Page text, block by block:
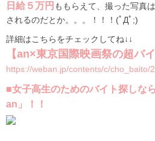
日給５万円 ももらえて、撮った写真は
されるのだとか。。。！！！(ﾟДﾟ;)
詳細はこちらをチェックしてね↓↓
【an×東京国際映画祭の超バ
https://weban.jp/contents/c/cho_baito/
■女子高生のためのバイト探しな
an」！！